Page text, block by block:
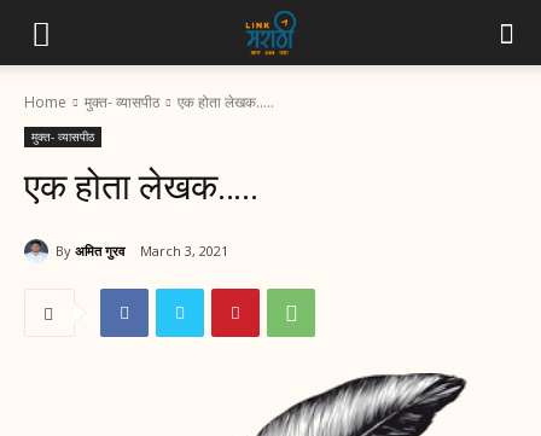
Home मुक्त- व्यासपीठ एक होता लेखक…..
मुक्त- व्यासपीठ
एक होता लेखक…..
By अमित गुरव March 3, 2021